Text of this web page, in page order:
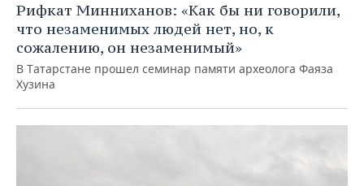
Рифкат Минниханов: «Как бы ни говорили,
что незаменимых людей нет, но, к
сожалению, он незаменимый»
В Татарстане прошел семинар памяти археолога Фаяза
Хузина